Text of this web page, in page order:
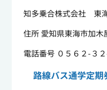
知多乗合株式会社 東
住所 愛知県東海市加木
電話番号 ０５６２-３
路線バス通学定